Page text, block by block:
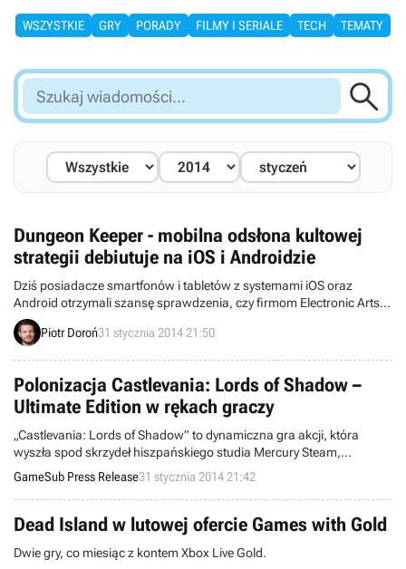
WSZYSTKIE GRY PORADY FILMY I SERIALE TECH TEMATY
Szukaj
wiadomości...

Dungeon Keeper - mobilna odsłona kultowej
strategii debiutuje na iOS i Androidzie
Dziś posiadacze smartfonów i tabletów z systemami iOS oraz
Android otrzymali szansę sprawdzenia, czy firmom Electronic Arts i
Mythic Entertainment powiodła się próba odświeżenia marki
Dungeon Keeper. Mobilna odsłona kultowej serii trafiła właśnie do
że tytuł nie ma zbyt wygórowanych wymagań sprzętowych).
Piotr Doroń31 stycznia 2014 21:50
Polonizacja Castlevania: Lords of Shadow –
Ultimate Edition w rękach graczy
„Castlevania: Lords of Shadow” to dynamiczna gra akcji, która
wyszła spod skrzydeł hiszpańskiego studia Mercury Steam,
wspieranego przez legendarne Kojima Productions.
GameSub Press Release31 stycznia 2014 21:42
Dead Island w lutowej ofercie Games with Gold
Dwie gry, co miesiąc z kontem Xbox Live Gold.